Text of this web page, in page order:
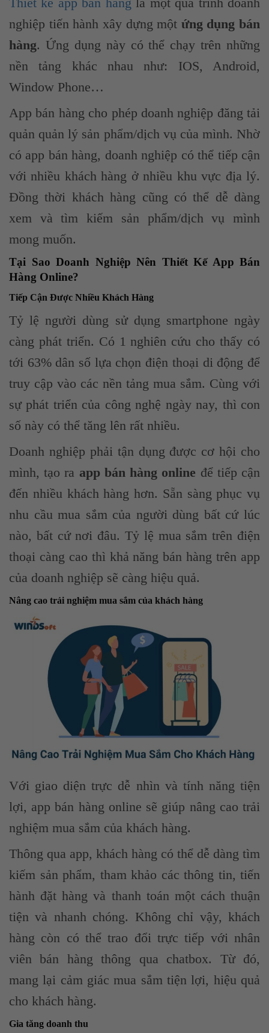
nghiệp tiến hành xây dựng một ứng dụng bán
hàng. Ứng dụng này có thể chạy trên những
nền tảng khác nhau như: IOS, Android,
Window Phone…
App bán hàng cho phép doanh nghiệp đăng tải
quản quản lý sản phẩm/dịch vụ của mình. Nhờ
có app bán hàng, doanh nghiệp có thể tiếp cận
với nhiều khách hàng ở nhiều khu vực địa lý.
Đồng thời khách hàng cũng có thể dễ dàng
xem và tìm kiếm sản phẩm/dịch vụ mình
mong muốn.
Tại Sao Doanh Nghiệp Nên Thiết Kế App Bán
Hàng Online?
Tiếp Cận Được Nhiều Khách Hàng
Tỷ lệ người dùng sử dụng smartphone ngày
càng phát triển. Có 1 nghiên cứu cho thấy có
tới 63% dân số lựa chọn điện thoại di động để
truy cập vào các nền tảng mua sắm. Cùng với
sự phát triển của công nghệ ngày nay, thì con
số này có thể tăng lên rất nhiều.
Doanh nghiệp phải tận dụng được cơ hội cho
mình, tạo ra app bán hàng online để tiếp cận
đến nhiều khách hàng hơn. Sẵn sàng phục vụ
nhu cầu mua sắm của người dùng bất cứ lúc
nào, bất cứ nơi đâu. Tỷ lệ mua sắm trên điện
thoại càng cao thì khả năng bán hàng trên app
của doanh nghiệp sẽ càng hiệu quả.
Nâng cao trải nghiệm mua sắm của khách hàng
Với giao diện trực dễ nhìn và tính năng tiện
lợi, app bán hàng online sẽ giúp nâng cao trải
nghiệm mua sắm của khách hàng.
Thông qua app, khách hàng có thể dễ dàng tìm
kiếm sản phẩm, tham khảo các thông tin, tiến
hành đặt hàng và thanh toán một cách thuận
tiện và nhanh chóng. Không chỉ vậy, khách
hàng còn có thể trao đổi trực tiếp với nhân
viên bán hàng thông qua chatbox. Từ đó,
mang lại cảm giác mua sắm tiện lợi, hiệu quả
cho khách hàng.
Gia tăng doanh thu